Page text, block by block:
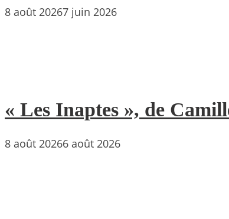
8 août 20267 juin 2026
« Les Inaptes », de
8 août 20266 août 2026